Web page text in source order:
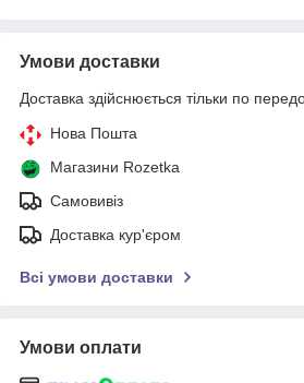
Умови доставки
Доставка здійснюється тільки по
Нова Пошта
Магазини Rozetka
Самовивіз
Доставка кур'єром
Всі умови доставки
Умови оплати